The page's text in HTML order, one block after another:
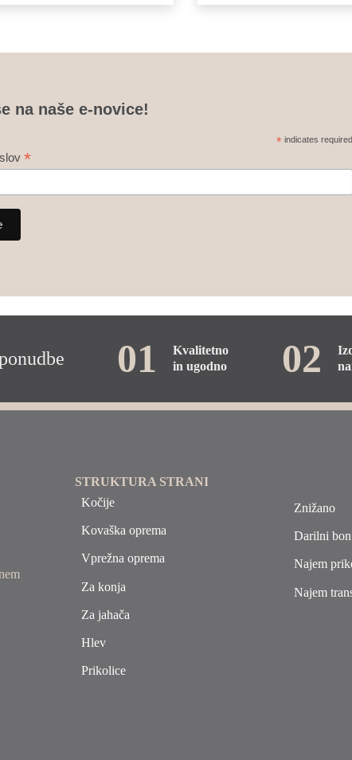
na naše e-novice!
* indicates required
*
01
Kvalitetno
in ugodno
02
STRUKTURA STRANI
Kočije
Kovaška oprema
Vprežna oprema
Za konja
Za jahača
Hlev
Prikolice
Znižano
Darilni
Najem
Najem